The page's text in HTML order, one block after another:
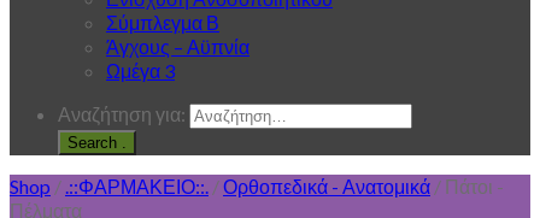
Σύμπλεγμα Β
Άγχους – Αϋπνία
Ωμέγα 3
Αναζήτηση για:
.
Shop / .::ΦΑΡΜΑΚΕΙΟ::. /Ορθοπεδικά - Ανατομικά / Πάτοι -
Πέλματα